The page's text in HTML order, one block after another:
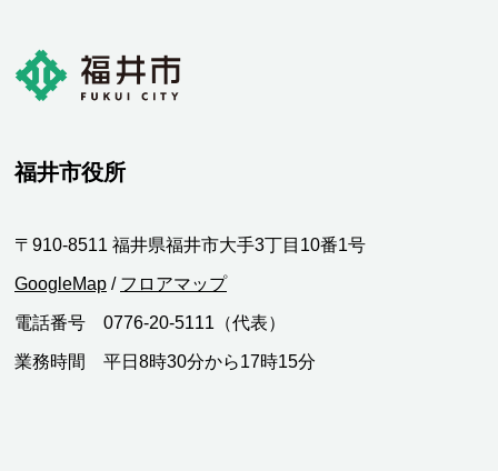
福井市役所
〒910-8511 福井県福井市大手3丁目10番1号
GoogleMap / フロアマップ
電話番号 0776-20-5111（代表）
業務時間 平日8時30分から17時15分